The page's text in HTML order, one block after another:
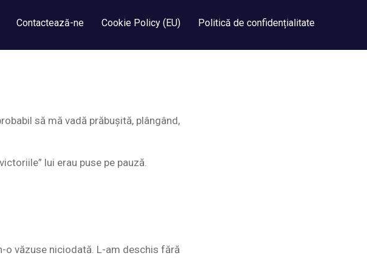
Contactează-ne Cookie Policy (EU) Politică de confidențialitate
să mă vadă prăbușită, plângând,
lui erau puse pe pauză.
o văzuse niciodată. L-am deschis fără